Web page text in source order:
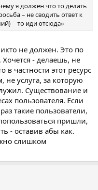
я должен что то делать
– не сводить ответ к
– то иди отсюда»
не должен. Это по
- делаешь, не
в частности этот ресурс
не услуга, за которую
Существование и
пользователя. Если
такие пользователи,
пришли,
- оставив абы как.
слишком